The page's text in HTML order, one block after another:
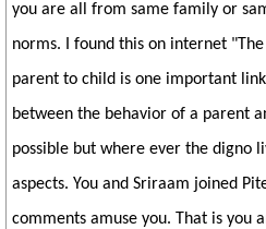
you are all from same family or
norms. I found this on internet
parent to child is one important
between the behavior of a parent
possible but where ever the digno
aspects. You and Sriraam joined
comments amuse you. That is you